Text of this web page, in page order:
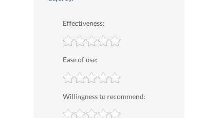
Effectiveness:
Ease of use:
Willingness to recommend: